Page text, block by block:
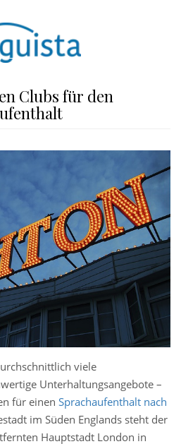
Clubs für den
viele
Unterhaltungsangebote –
für einen Sprachaufenthalt nach
im Süden Englands steht der
Hauptstadt London in